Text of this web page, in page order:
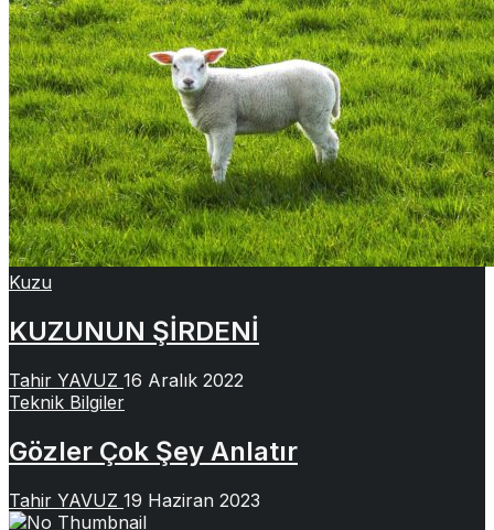
Kuzu
KUZUNUN ŞİRDENİ
Tahir YAVUZ 16 Aralık 2022
Teknik Bilgiler
Gözler Çok Şey Anlatır
Tahir YAVUZ 19 Haziran 2023